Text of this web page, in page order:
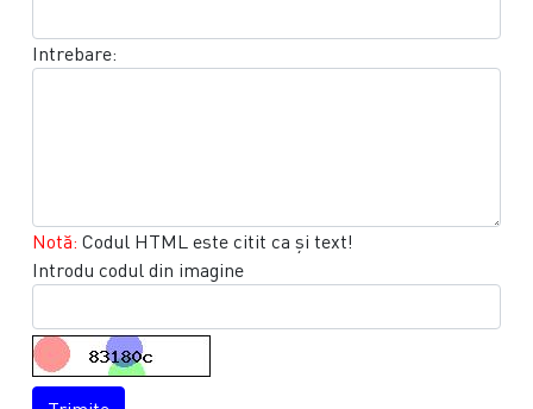
Intrebare:
Notă: Codul HTML este citit ca şi text!
Introdu codul din imagine